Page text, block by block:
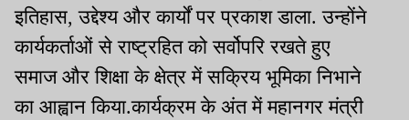
इतिहास, उद्देश्य और कार्यों पर प्रकाश डाला. उन्होंने
कार्यकर्ताओं से राष्ट्रहित को सर्वोपरि रखते हुए
समाज और शिक्षा के क्षेत्र में सक्रिय भूमिका निभाने
का आह्वान किया.कार्यक्रम के अंत में महानगर मंत्री